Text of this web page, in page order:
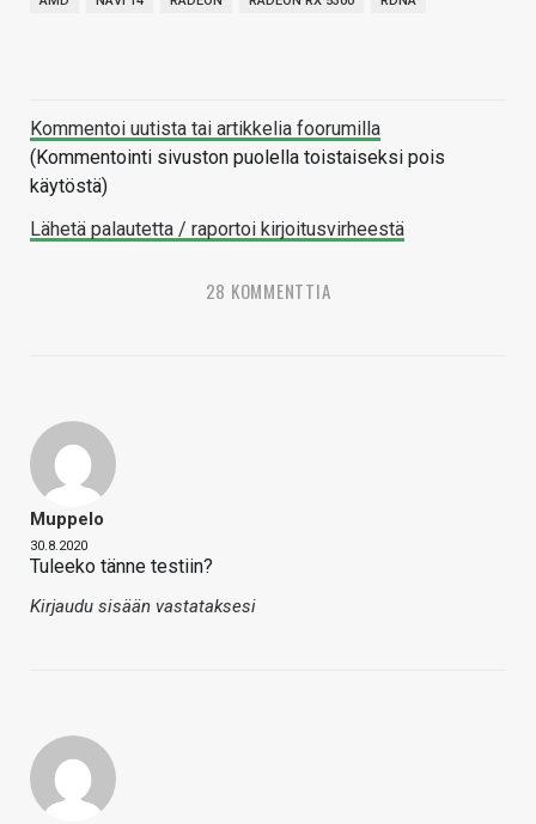
Kommentoi uutista tai artikkelia foorumilla
(Kommentointi sivuston puolella toistaiseksi pois
käytöstä)
Lähetä palautetta / raportoi kirjoitusvirheestä
28 KOMMENTTIA
Muppelo
30.8.2020
Tuleeko tänne testiin?
Kirjaudu sisään vastataksesi